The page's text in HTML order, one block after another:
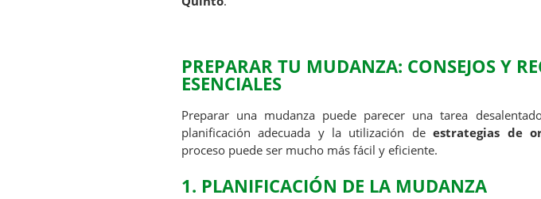
PREPARAR TU MUDANZA: CONSEJOS Y
ESENCIALES
Preparar una mudanza puede parecer una tarea
planificación adecuada y la utilización deestrategias de
proceso puede ser mucho más fácil y eficiente.
1. PLANIFICACIÓN DE LA MUDANZA